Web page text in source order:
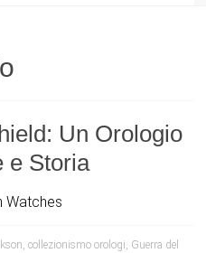
Un Orologio
e Storia
Watches
,collezionismo orologi, Guerra del